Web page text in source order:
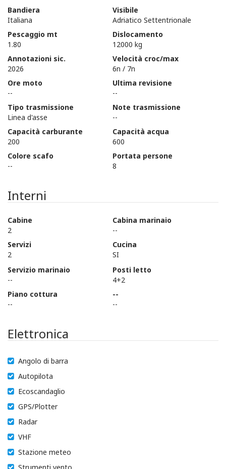
Bandiera
Italiana
Pescaggio mt
1.80
Annotazioni sic.
2026
Ore moto
--
Tipo trasmissione
Linea d'asse
Capacità carburante
200
Colore scafo
--
Visibile
Adriatico Settentrionale
Dislocamento
12000 kg
Velocità croc/max
6n / 7n
Ultima revisione
--
Note trasmissione
--
Capacità acqua
600
Portata persone
8
Interni
Cabine
2
Servizi
2
Cabina marinaio
--
Cucina
SI
Servizio marinaio
--
Piano cottura
--
Posti letto
4+2
--
--
Elettronica
Angolo di barra
Autopilota
Ecoscandaglio
GPS/Plotter
Radar
VHF
Stazione meteo